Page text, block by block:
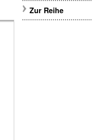
Zur Reihe